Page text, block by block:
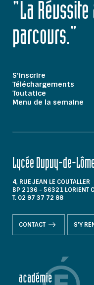
"La
parcours."
S'inscrire
Téléchargements
Toutatice
Menu de la semaine
Lycée Dupuy-de-
4, RUE JEAN LE COUTALLER
BP 2136 - 56321 LORIENT
T. 02 97 37 72 88
CONTACT S'Y